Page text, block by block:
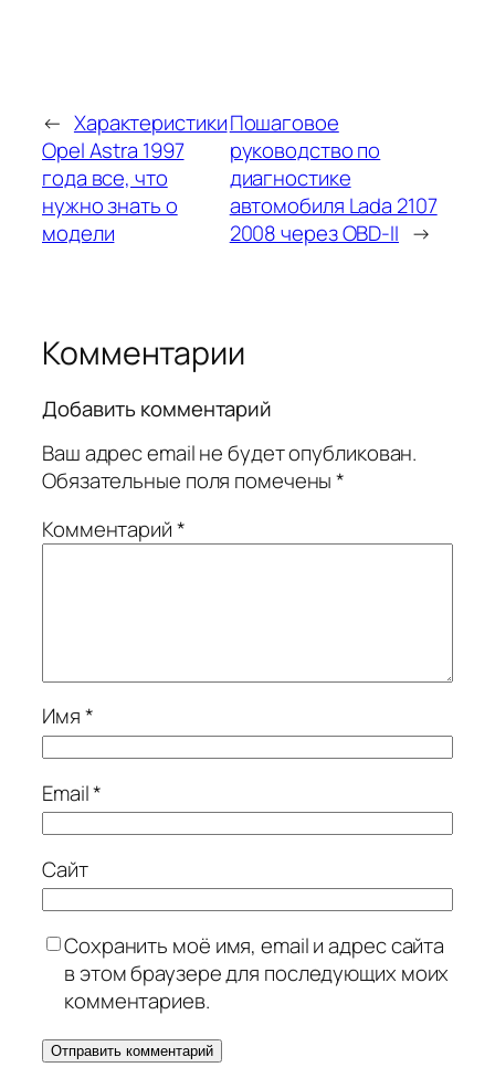
← Характеристики
Opel Astra 1997
года все, что
нужно знать о
модели
Пошаговое
руководство по
диагностике
автомобиля Lada 2107
2008 через OBD-II →
Комментарии
Добавить комментарий
Ваш адрес email не будет опубликован.
Обязательные поля помечены*
Комментарий*
Имя*
Email*
Сайт
Сохранить моё имя, email и адрес сайта
в этом браузере для последующих моих
комментариев.